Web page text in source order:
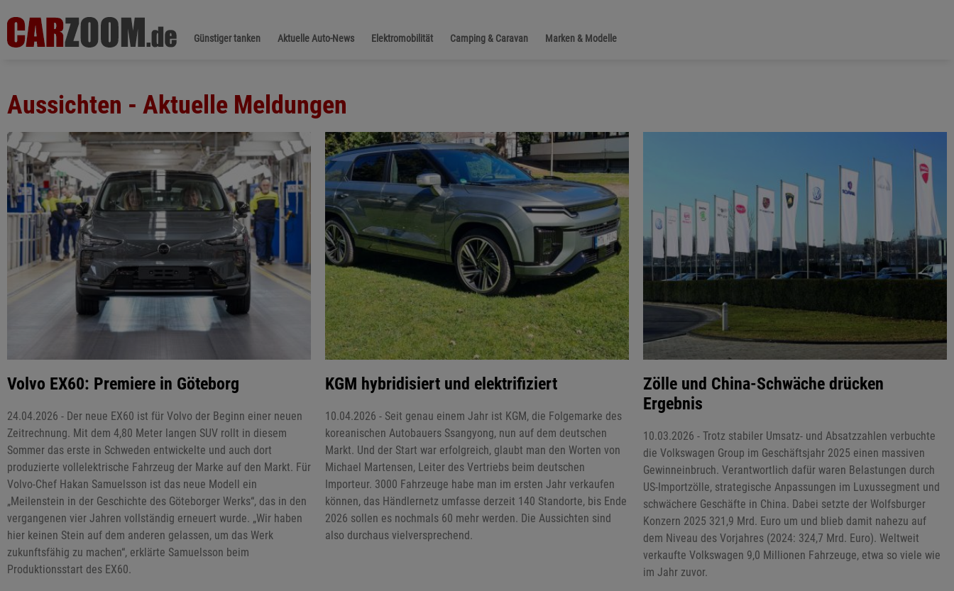
Günstiger tanken Aktuelle Auto-News Elektromobilität Camping & Caravan Marken & Modelle
Aussichten - Aktuelle Meldungen
Volvo EX60: Premiere in Göteborg
24.04.2026 - Der neue EX60 ist für Volvo der Beginn einer neuen
Zeitrechnung. Mit dem 4,80 Meter langen SUV rollt in diesem
Sommer das erste in Schweden entwickelte und auch dort
produzierte vollelektrische Fahrzeug der Marke auf den Markt. Für
Volvo-Chef Hakan Samuelsson ist das neue Modell ein
„Meilenstein in der Geschichte des Göteborger Werks“, das in den
vergangenen vier Jahren vollständig erneuert wurde. „Wir haben
hier keinen Stein auf dem anderen gelassen, um das Werk
zukunftsfähig zu machen“, erklärte Samuelsson beim
Produktionsstart des EX60.
KGM hybridisiert und elektrifiziert
10.04.2026 - Seit genau einem Jahr ist KGM, die Folgemarke des
koreanischen Autobauers Ssangyong, nun auf dem deutschen
Markt. Und der Start war erfolgreich, glaubt man den Worten von
Michael Martensen, Leiter des Vertriebs beim deutschen
Importeur. 3000 Fahrzeuge habe man im ersten Jahr verkaufen
können, das Händlernetz umfasse derzeit 140 Standorte, bis Ende
2026 sollen es nochmals 60 mehr werden. Die Aussichten sind
also durchaus vielversprechend.
Zölle und China-Schwäche drücken
Ergebnis
10.03.2026 - Trotz stabiler Umsatz- und Absatzzahlen verbuchte
die Volkswagen Group im Geschäftsjahr 2025 einen massiven
Gewinneinbruch. Verantwortlich dafür waren Belastungen durch
US-Importzölle, strategische Anpassungen im Luxussegment und
schwächere Geschäfte in China. Dabei setzte der Wolfsburger
Konzern 2025 321,9 Mrd. Euro um und blieb damit nahezu auf
dem Niveau des Vorjahres (2024: 324,7 Mrd. Euro). Weltweit
verkaufte Volkswagen 9,0 Millionen Fahrzeuge, etwa so viele wie
im Jahr zuvor.